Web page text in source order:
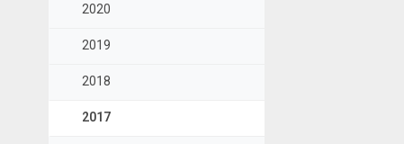
2020
2019
2018
2017